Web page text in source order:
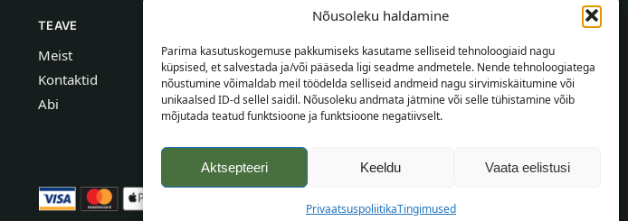
Nõusoleku haldamine
Parima kasutuskogemuse pakkumiseks kasutame selliseid tehnoloogiaid nagu
küpsised, et salvestada ja/või pääseda ligi seadme andmetele. Nende tehnoloogiatega
nõustumine võimaldab meil töödelda selliseid andmeid nagu sirvimiskäitumine või
unikaalsed ID-d sellel saidil. Nõusoleku andmata jätmine või selle tühistamine võib
mõjutada teatud funktsioone ja funktsioone negatiivselt.
Aktsepteeri Keeldu Vaata eelistusi
PrivaatsuspoliitikaTingimused
TEAVE
Meist
Kontaktid
Abi
TEAVE OSTJALE
Tarnetingimused
Tingimused
Privaatsuspoliitika